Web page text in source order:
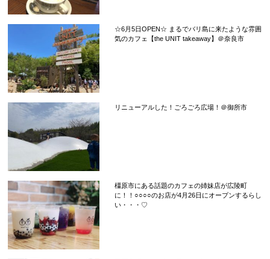
☆6月5日OPEN☆ まるでバリ島に来たような雰囲
気のカフェ【the UNIT takeaway】＠奈良市
リニューアルした！ごろごろ広場！＠御所市
橿原市にある話題のカフェの姉妹店が広陵町
に！！○○○○のお店が4月26日にオープンするらし
い・・・♡